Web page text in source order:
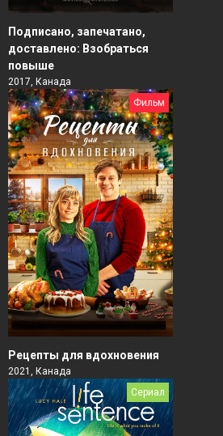
Подписано, запечатано,
доставлено: Взобраться
повыше
2017, Канада
Фильм
Рецепты для вдохновения
2021, Канада
Сериал